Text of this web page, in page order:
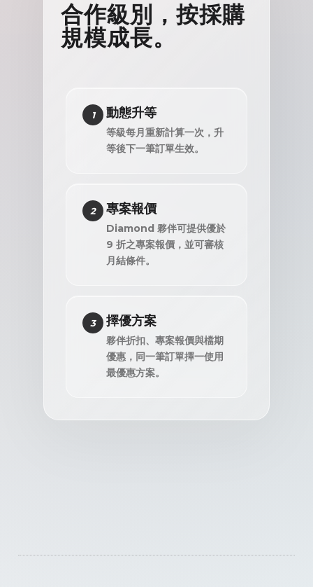
合作級別，按採購
規模成長。
1 動態升等
等級每月重新計算一次，升
等後下一筆訂單生效。
2 專案報價
Diamond 夥伴可提供優於
9 折之專案報價，並可審核
月結條件。
3 擇優方案
夥伴折扣、專案報價與檔期
優惠，同一筆訂單擇一使用
最優惠方案。